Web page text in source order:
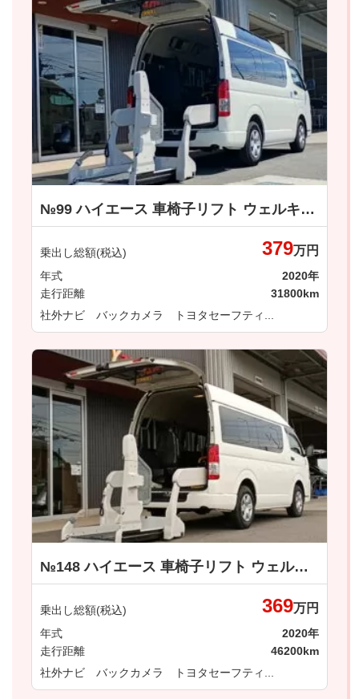
№99 ハイエース 車椅子リフト ウェルキャブ 車いす仕様車 Ｂタイプ トヨタ
乗出し総額(税込) 379万円
年式
2020年
走行距離
31800km
社外ナビ バックカメラ トヨタセーフティ...
№148 ハイエース 車椅子リフト ウェルキャブ 車いす仕様車 Ｂタイプ トヨタ
乗出し総額(税込) 369万円
年式
2020年
走行距離
46200km
社外ナビ バックカメラ トヨタセーフティ...